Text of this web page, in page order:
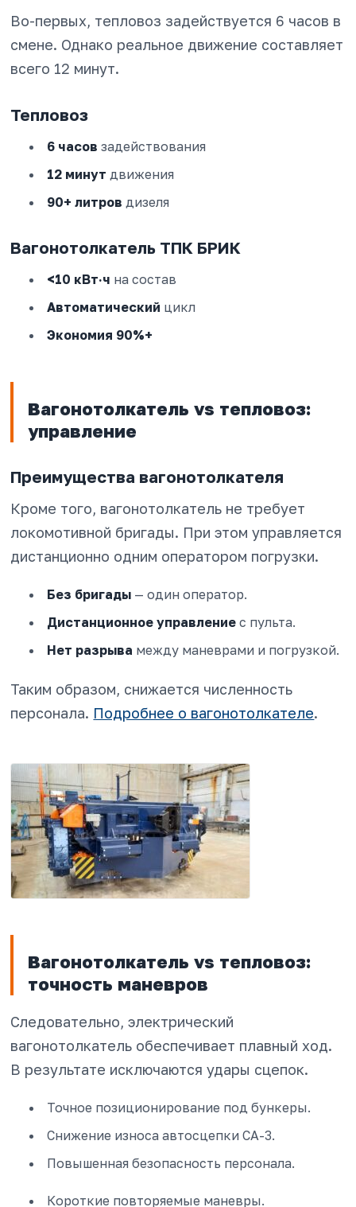
Во-первых, тепловоз задействуется 6 часов в
смене. Однако реальное движение составляет
всего 12 минут.
Тепловоз
6 часов задействования
12 минут движения
90+ литров дизеля
Вагонотолкатель ТПК БРИК
<10 кВт·ч на состав
Автоматический цикл
Экономия 90%+
Вагонотолкатель vs тепловоз:
управление
Преимущества вагонотолкателя
Кроме того, вагонотолкатель не требует
локомотивной бригады. При этом управляется
дистанционно одним оператором погрузки.
Без бригады — один оператор.
Дистанционное управление с пульта.
Нет разрыва между маневрами и погрузкой.
Таким образом, снижается численность
персонала. Подробнее о вагонотолкателе.
Вагонотолкатель vs тепловоз:
точность маневров
Следовательно, электрический
вагонотолкатель обеспечивает плавный ход.
В результате исключаются удары сцепок.
Точное позиционирование под бункеры.
Снижение износа автосцепки СА-3.
Повышенная безопасность персонала.
Короткие повторяемые маневры.